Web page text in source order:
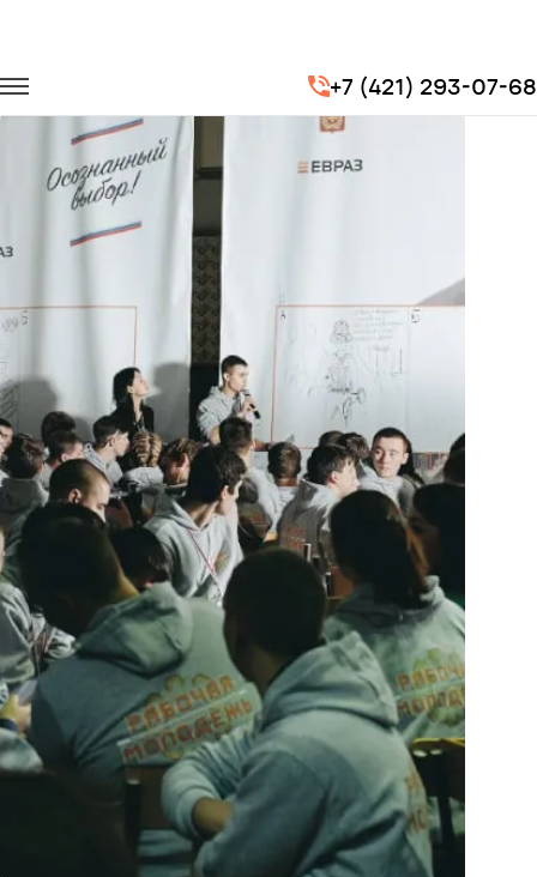
+7 (421) 293-07-68
Транспорт на мероприятия
III Всероссийский форум рабочей молодежи